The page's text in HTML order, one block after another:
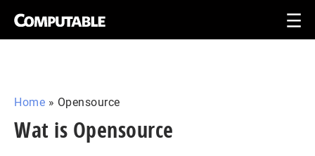
Home » Opensource
Wat is Opensource